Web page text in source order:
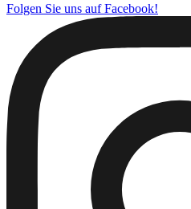
Folgen Sie uns auf Facebook!